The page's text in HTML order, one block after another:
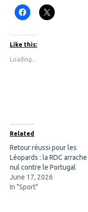
C
l
k
t
o
h
b
o
o
k
(
O
p
e
n
s
i
C
l
i
n
n
e
w
w
Like this:
Loading...
Related
Retour réussi pour les
Léopards : la RDC
nul contre le Portugal
June 17, 2026
In "Sport"